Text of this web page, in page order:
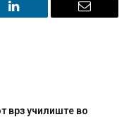
LinkedIn Email
им веруваат на